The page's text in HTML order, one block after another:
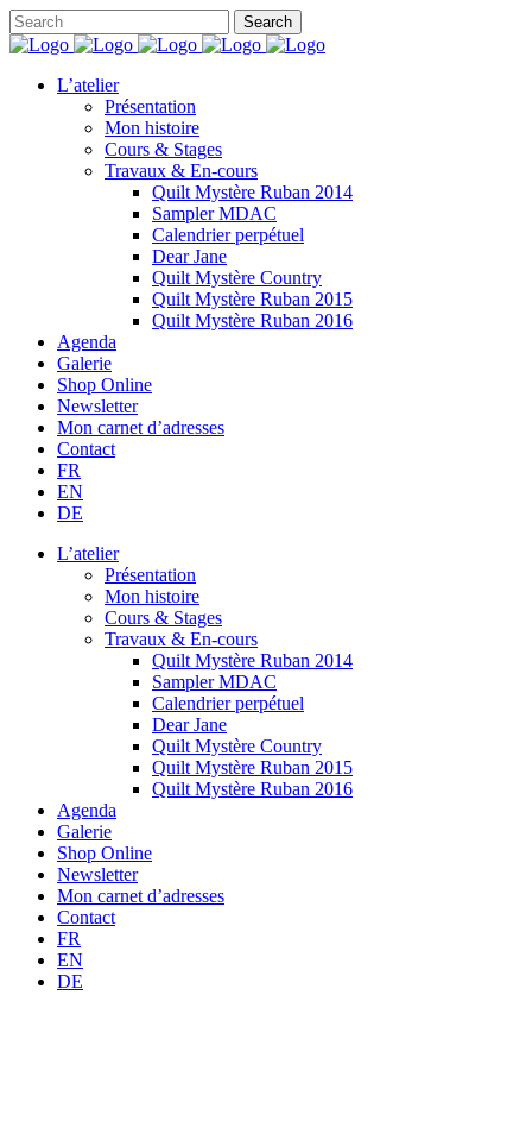
L’atelier
Présentation
Mon histoire
Cours & Stages
Travaux & En-cours
Quilt Mystère Ruban 2014
Sampler MDAC
Calendrier perpétuel
Dear Jane
Quilt Mystère Country
Quilt Mystère Ruban 2015
Quilt Mystère Ruban 2016
Agenda
Galerie
Shop Online
Newsletter
Mon carnet d’adresses
Contact
FR
EN
DE
L’atelier
Présentation
Mon histoire
Cours & Stages
Travaux & En-cours
Quilt Mystère Ruban 2014
Sampler MDAC
Calendrier perpétuel
Dear Jane
Quilt Mystère Country
Quilt Mystère Ruban 2015
Quilt Mystère Ruban 2016
Agenda
Galerie
Shop Online
Newsletter
Mon carnet d’adresses
Contact
FR
EN
DE